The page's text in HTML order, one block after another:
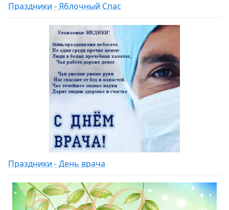
Праздники - Яблочный Спас
Праздники - День врача